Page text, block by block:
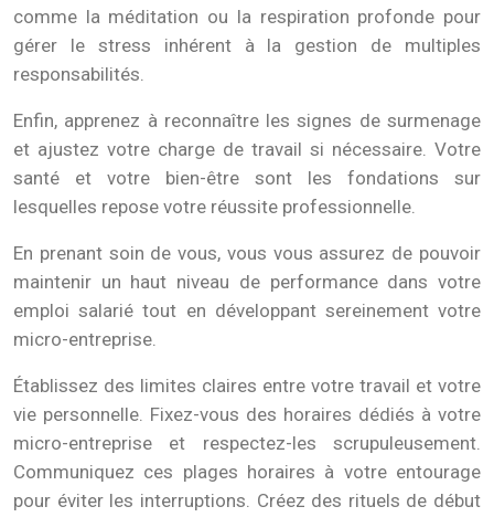
comme la méditation ou la respiration profonde pour
gérer le stress inhérent à la gestion de multiples
responsabilités.
Enfin, apprenez à reconnaître les signes de surmenage
et ajustez votre charge de travail si nécessaire. Votre
santé et votre bien-être sont les fondations sur
lesquelles repose votre réussite professionnelle.
En prenant soin de vous, vous vous assurez de pouvoir
maintenir un haut niveau de performance dans votre
emploi salarié tout en développant sereinement votre
micro-entreprise.
Établissez des limites claires entre votre travail et votre
vie personnelle. Fixez-vous des horaires dédiés à votre
micro-entreprise et respectez-les scrupuleusement.
Communiquez ces plages horaires à votre entourage
pour éviter les interruptions. Créez des rituels de début